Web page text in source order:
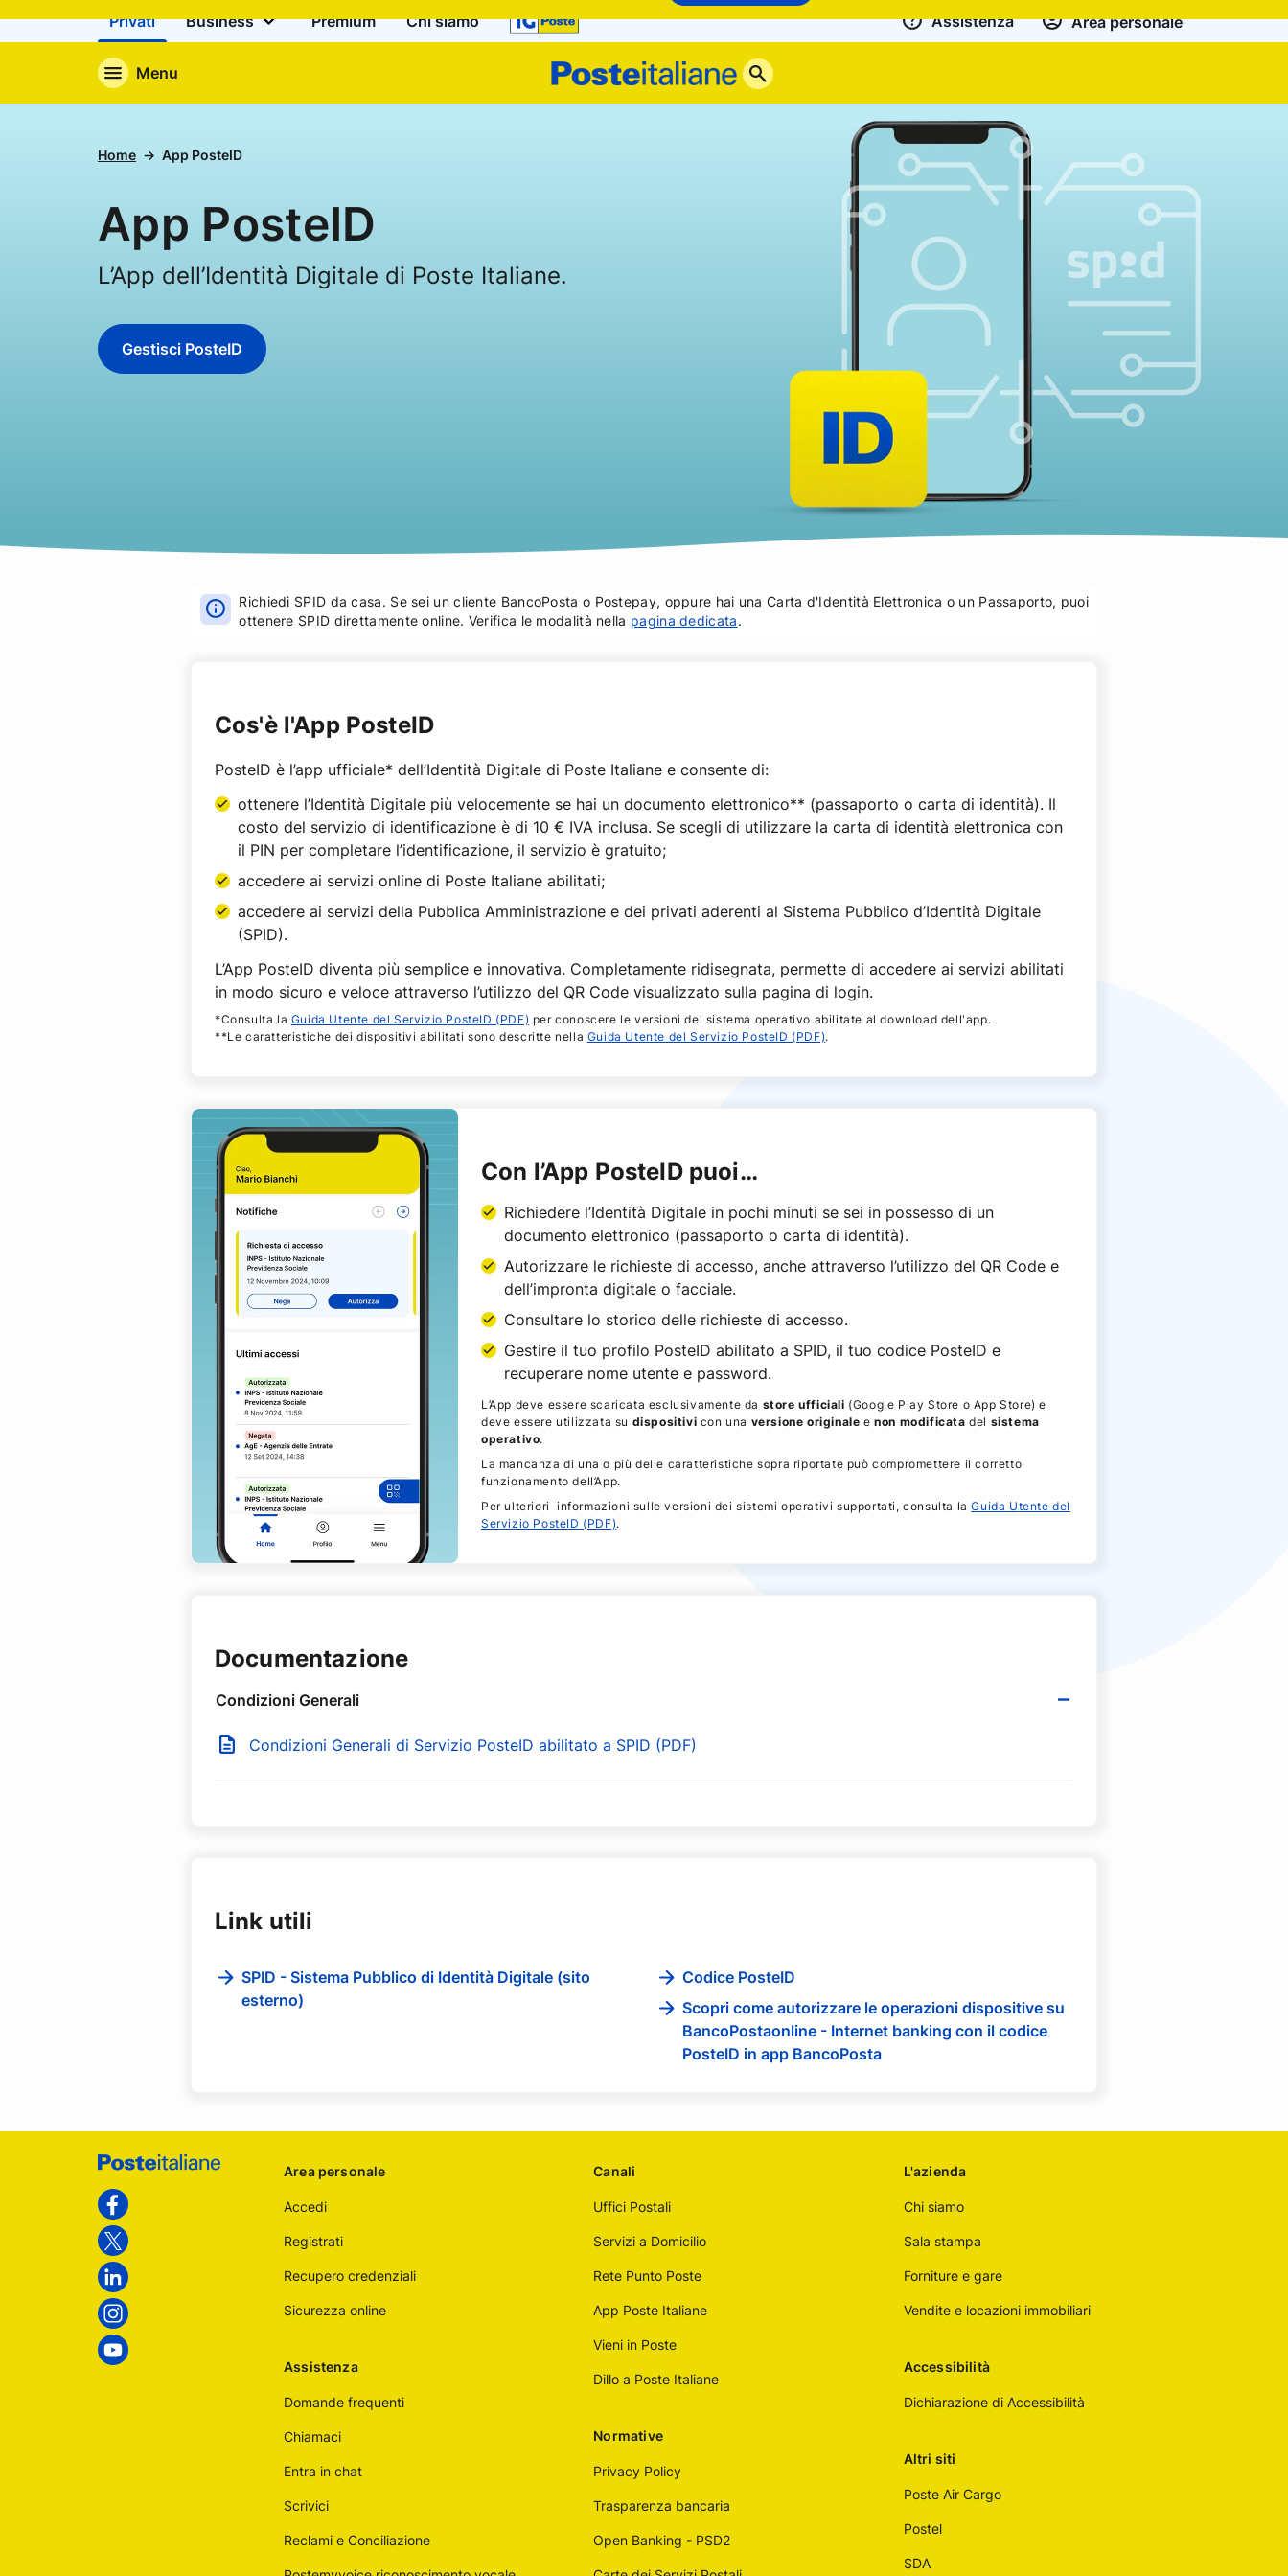
Privati Business Premium Chi siamo Assistenza Area personale
Menu
Poste
Italiane
Home App PosteID
App PosteID
L’App dell’Identità Digitale di Poste Italiane.
Gestisci PosteID
Richiedi SPID da casa. Se sei un cliente BancoPosta o Postepay, oppure hai una Carta d'Identità Elettronica o un Passaporto, puoi
ottenere SPID direttamente online. Verifica le modalità nella pagina dedicata.
Cos'è l'App PosteID
PosteID è l’app ufficiale* dell’Identità Digitale di Poste Italiane e consente di:
ottenere l’Identità Digitale più velocemente se hai un documento elettronico** (passaporto o carta di identità). Il
costo del servizio di identificazione è di 10 € IVA inclusa. Se scegli di utilizzare la carta di identità elettronica con
il PIN per completare l’identificazione, il servizio è gratuito;
accedere ai servizi online di Poste Italiane abilitati;
accedere ai servizi della Pubblica Amministrazione e dei privati aderenti al Sistema Pubblico d’Identità Digitale
(SPID).
L’App PosteID diventa più semplice e innovativa. Completamente ridisegnata, permette di accedere ai servizi abilitati
in modo sicuro e veloce attraverso l’utilizzo del QR Code visualizzato sulla pagina di login.
*Consulta la Guida Utente del Servizio PosteID (PDF) per conoscere le versioni del sistema operativo abilitate al download dell'app.
**Le caratteristiche dei dispositivi abilitati sono descritte nella Guida Utente del Servizio PosteID (PDF).
Con l’App PosteID puoi…
Richiedere l’Identità Digitale in pochi minuti se sei in possesso di un
documento elettronico (passaporto o carta di identità).
Autorizzare le richieste di accesso, anche attraverso l’utilizzo del QR Code e
dell’impronta digitale o facciale.
Consultare lo storico delle richieste di accesso.
Gestire il tuo profilo PosteID abilitato a SPID, il tuo codice PosteID e
recuperare nome utente e password.
L’App deve essere scaricata esclusivamente da store ufficiali (Google Play Store o App Store) e
deve essere utilizzata su dispositivi con una versione originale enon modificata del sistema
operativo.
La mancanza di una o più delle caratteristiche sopra riportate può compromettere il corretto
funzionamento dell’App.
Per ulteriori informazioni sulle versioni dei sistemi operativi supportati, consulta laGuida Utente del
Servizio PosteID (PDF).
Documentazione
Condizioni Generali
Condizioni Generali di Servizio PosteID abilitato a SPID (PDF)
Link utili
SPID - Sistema Pubblico di Identità Digitale (sito
esterno)
Codice PosteID
Scopri come autorizzare le operazioni dispositive su
BancoPostaonline - Internet banking con il codice
PosteID in app BancoPosta
Footer
Poste
Italiane
Area personale
Accedi
Registrati
Recupero credenziali
Sicurezza online
Assistenza
Domande frequenti
Chiamaci
Entra in chat
Scrivici
Reclami e Conciliazione
Canali
Uffici Postali
Servizi a Domicilio
Rete Punto Poste
App Poste Italiane
Vieni in Poste
Dillo a Poste Italiane
Normative
Privacy Policy
Trasparenza bancaria
Open Banking - PSD2
L'azienda
Chi siamo
Sala stampa
Forniture e gare
Vendite e locazioni immobiliari
Accessibilità
Dichiarazione di Accessibilità
Altri siti
Poste Air Cargo
Postel
SDA